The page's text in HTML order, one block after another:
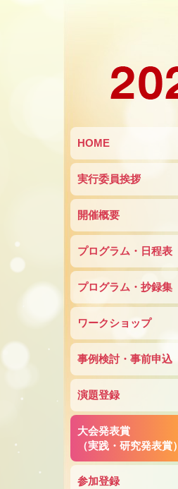
HOME
実行委員挨拶
開催概要
プログラム・日程表
プログラム・抄録集
ワークショップ
事例検討・事前申込
演題登録
大会発表賞
（実践・研究発表賞）
参加登録